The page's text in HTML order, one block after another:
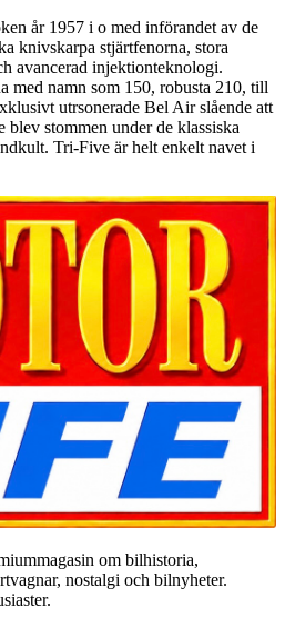
år 1957 i o med införandet av de
knivskarpa stjärtfenorna, stora
avancerad injektionteknologi.
med namn som 150, robusta 210, till
utrsonerade Bel Air slående att
blev stommen under de klassiska
Tri-Five är helt enkelt navet i
om bilhistoria,
nostalgi och bilnyheter.